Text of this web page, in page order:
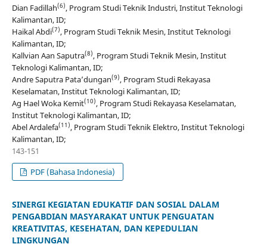
Dian Fadillah(6), Program Studi Teknik Industri, Institut Teknologi
Kalimantan, ID;
Haikal Abdi(7), Program Studi Teknik Mesin, Institut Teknologi
Kalimantan, ID;
Kallvian Aan Saputra(8), Program Studi Teknik Mesin, Institut
Teknologi Kalimantan, ID;
Andre Saputra Pata’dungan(9), Program Studi Rekayasa
Keselamatan, Institut Teknologi Kalimantan, ID;
Ag Hael Woka Kemit(10), Program Studi Rekayasa Keselamatan,
Institut Teknologi Kalimantan, ID;
Abel Ardalefa(11), Program Studi Teknik Elektro, Institut Teknologi
Kalimantan, ID;
143-151
PDF (Bahasa Indonesia)
SINERGI KEGIATAN EDUKATIF DAN SOSIAL DALAM
PENGABDIAN MASYARAKAT UNTUK PENGUATAN
KREATIVITAS, KESEHATAN, DAN KEPEDULIAN
LINGKUNGAN